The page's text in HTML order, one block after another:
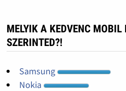
MELYIK A KEDVENC
SZERINTED?!
Samsung
Nokia